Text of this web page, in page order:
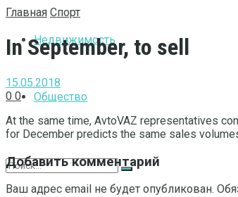
Недвижимость
Общество
Главная Спорт
In September, to sell
15.05.2018
0 0
At the same time, AvtoVAZ representatives
for December predicts the same sales
Добавить комментарий
Ваш адрес email не будет опубликован.